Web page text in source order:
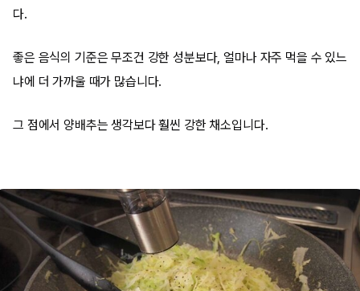
다.
좋은 음식의 기준은 무조건 강한 성분보다, 얼마나 자주 먹을 수 있느
냐에 더 가까울 때가 많습니다.
그 점에서 양배추는 생각보다 훨씬 강한 채소입니다.